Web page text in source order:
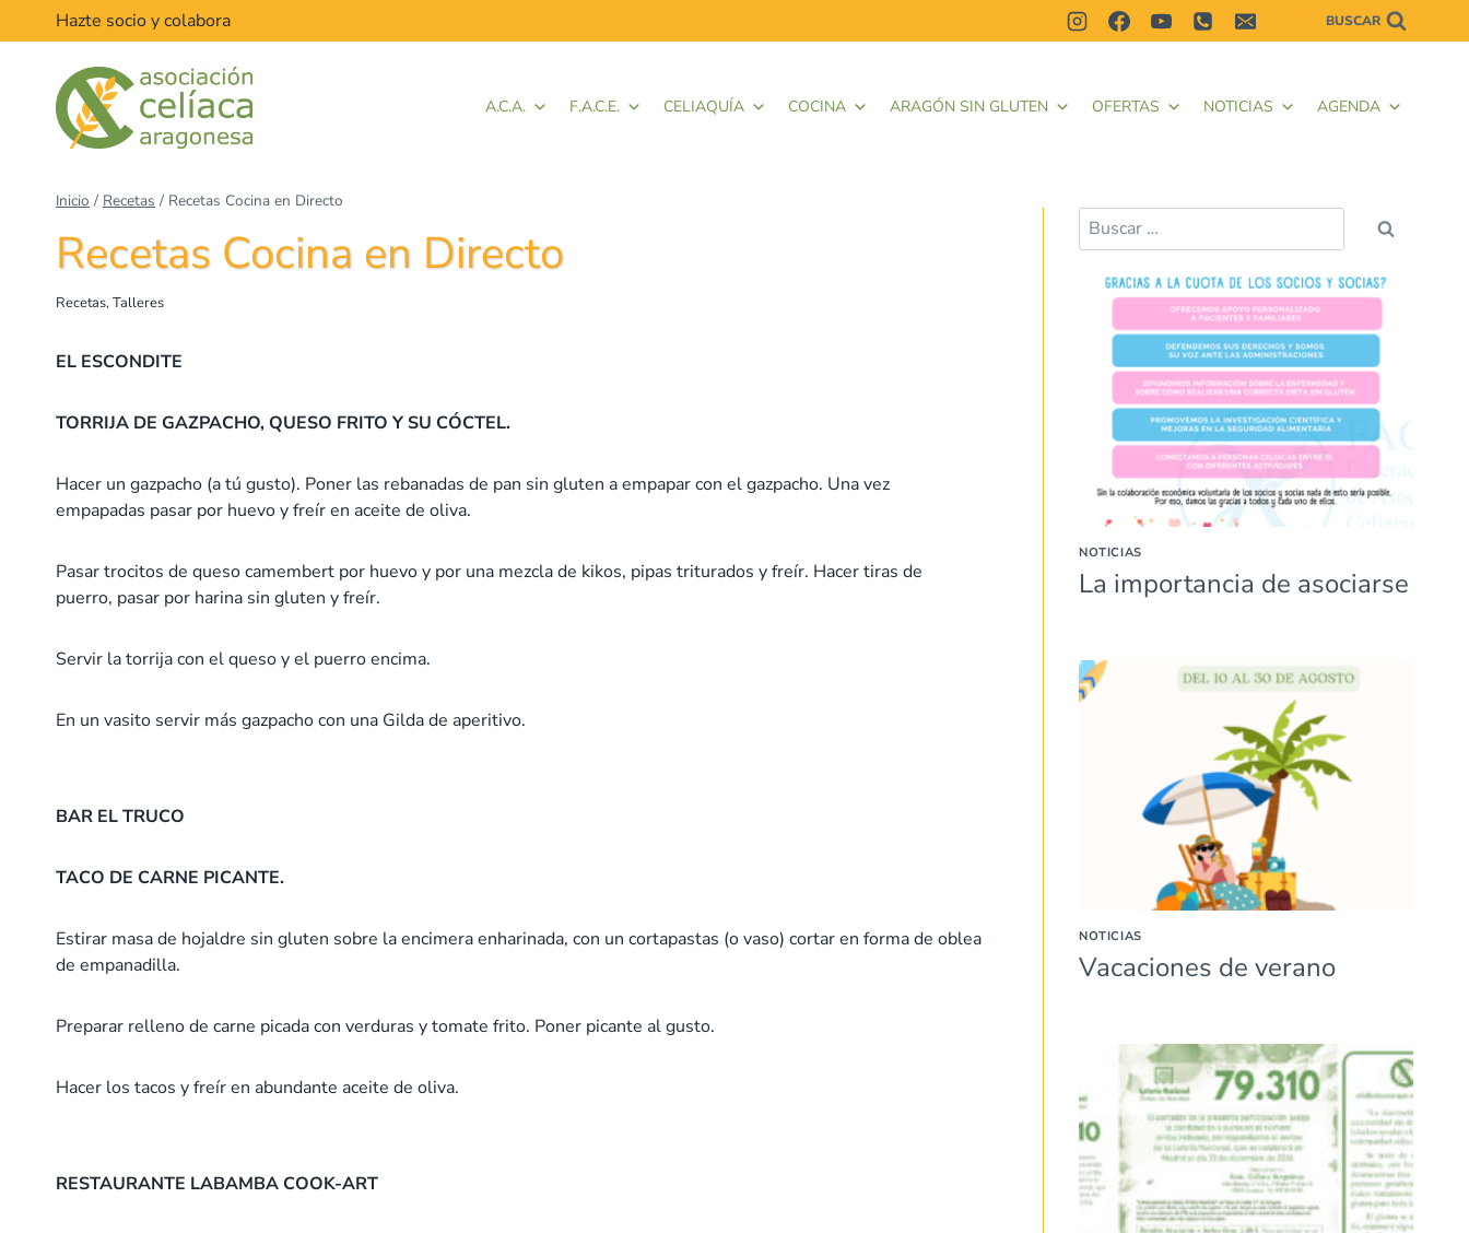
al
Hazte socio y colabora BUSCAR
A.C.A. F.A.C.E. CELIAQUÍA COCINA ARAGÓN SIN GLUTEN OFERTAS NOTICIAS AGENDA
Inicio / Recetas / Recetas Cocina en Directo
Recetas Cocina en Directo
Recetas, Talleres
EL ESCONDITE
TORRIJA DE GAZPACHO, QUESO FRITO Y SU CÓCTEL.
Hacer un gazpacho (a tú gusto). Poner las rebanadas de pan sin gluten a empapar con el gazpacho. Una vez
empapadas pasar por huevo y freír en aceite de oliva.
Pasar trocitos de queso camembert por huevo y por una mezcla de kikos, pipas triturados y freír. Hacer tiras de
puerro, pasar por harina sin gluten y freír.
Servir la torrija con el queso y el puerro encima.
En un vasito servir más gazpacho con una Gilda de aperitivo.
BAR EL TRUCO
TACO DE CARNE PICANTE.
Estirar masa de hojaldre sin gluten sobre la encimera enharinada, con un cortapastas (o vaso) cortar en forma de oblea
de empanadilla.
Preparar relleno de carne picada con verduras y tomate frito. Poner picante al gusto.
Hacer los tacos y freír en abundante aceite de oliva.
RESTAURANTE LABAMBA COOK-ART
Buscar:
NOTICIAS
La importancia de asociarse
NOTICIAS
Vacaciones de verano